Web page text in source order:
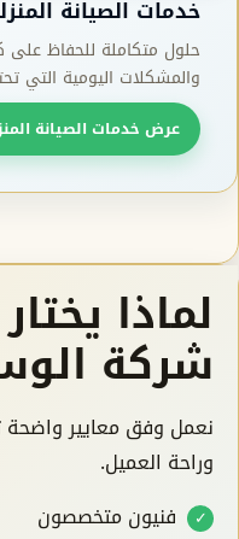
خدمات الصيانة
حلول متكاملة للحفاظ على
والمشكلات اليومية
عرض خدمات الصيانة
لماذا
شركة
نعمل وفق معايير واضحة
وراحة العميل.
فنيون متخصصون